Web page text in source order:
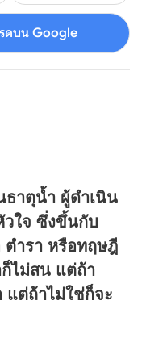
ดบน Google
าตุน้ำ ผู้ดำเนิน
วใจ ซึ่งขึ้นกับ
ตำรา หรือทฤษฎี
ไม่สน แต่ถ้า
แต่ถ้าไม่ใช่ก็จะ